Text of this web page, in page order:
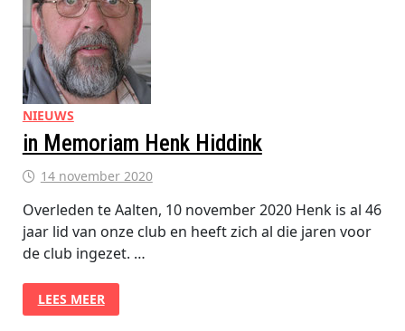
NIEUWS
in Memoriam Henk Hiddink
14 november 2020
Overleden te Aalten, 10 november 2020 Henk is al 46
jaar lid van onze club en heeft zich al die jaren voor
de club ingezet. …
IN
MEMORIAM
HENK
LEES MEER